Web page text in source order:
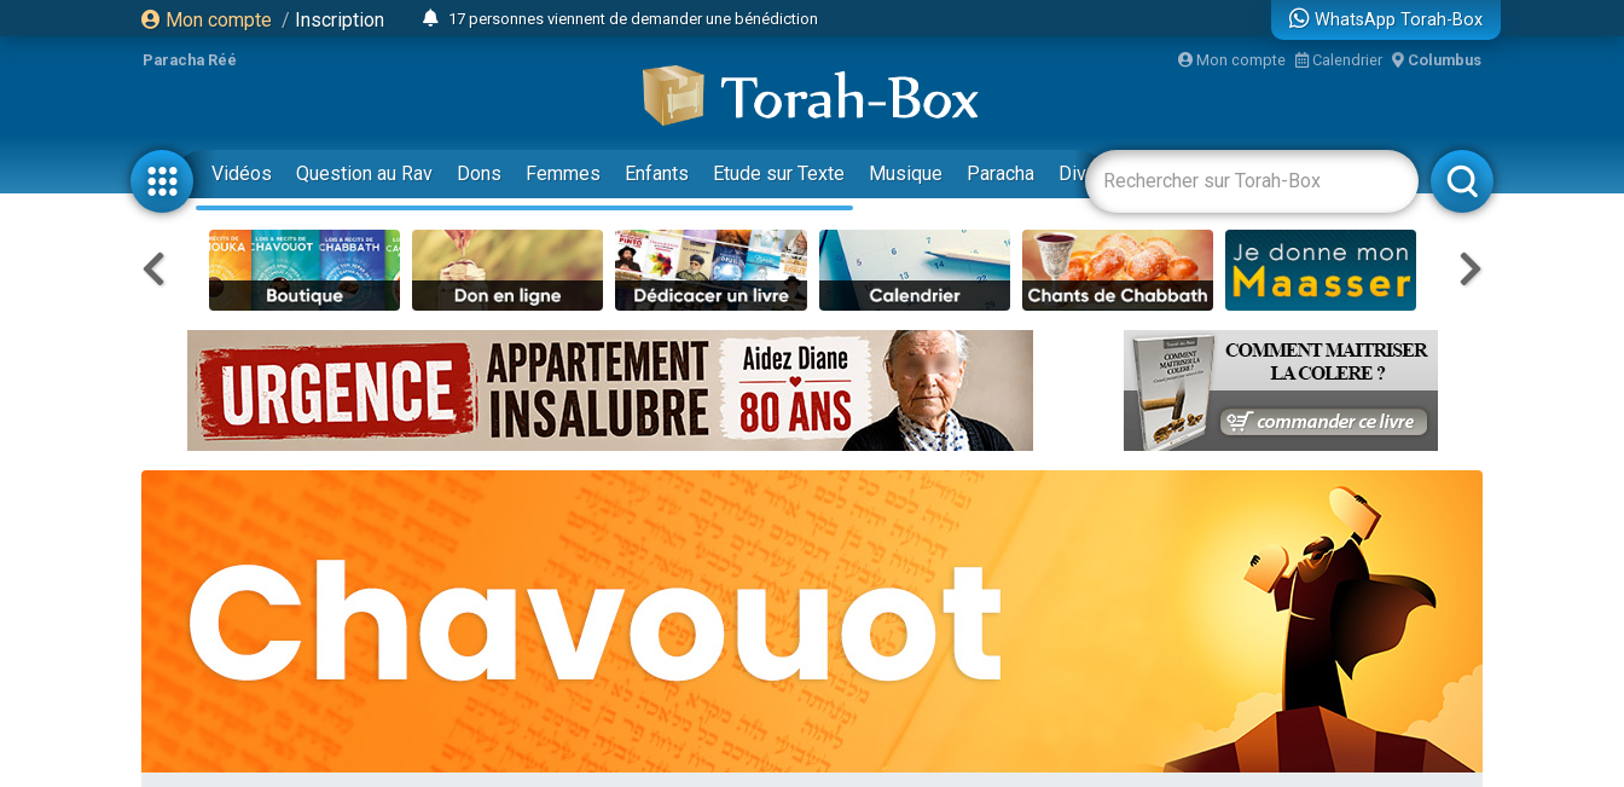
Mon compte / Inscription
17 personnes viennent de demander une bénédiction
23 personnes viennent de faire un don pour Diane, 80 ans, dans un appartement insalubre
Eva vient de donner son Maasser
4 personnes viennent de nous rejoindre sur WhatsApp
3 personnes viennent de nous rejoindre sur WhatsApp
Odaya vient de donner son Maasser
3 personnes viennent de faire un don pour 5 jours de vacances aux Orphelins
2 personnes viennent de nous rejoindre sur WhatsApp
13 personnes viennent de demander une bénédiction
Il reste 49 places pour étudier en groupe sur Zoom
30 personnes viennent de faire un don pour Sauvez la jambe de Yohan
12 nouvelles musiques dans Torah-Box Music
3 personnes viennent de nous rejoindre sur WhatsApp
2 personnes viennent de nous rejoindre sur WhatsApp
3 personnes viennent de nous rejoindre sur WhatsApp
2 nouvelles musiques dans Torah-Box Music
8 personnes viennent de faire un don pour Tsédaka : pauvres d'Israel
Nouvelle émission radio : Visions de grandeur n°104 : Le Chabbath et le Birkat Hamazone à travers le temps
4 personnes viennent de nous rejoindre sur WhatsApp
WhatsApp Torah-Box
Paracha Réé Mon compte Calendrier Columbus
Vidéos Question au Rav Dons Femmes Enfants Etude sur Texte Musique Paracha Divertissements Livres Rabbanim